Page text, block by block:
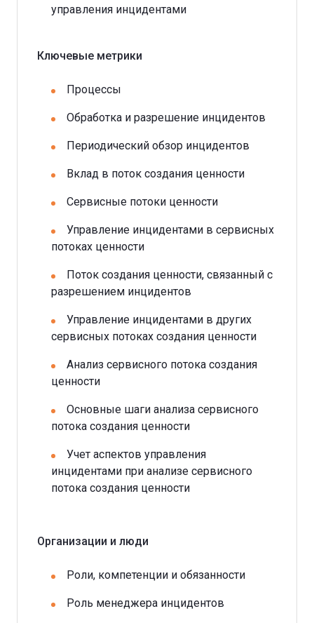
управления инцидентами
Ключевые метрики
Процессы
Обработка и разрешение инцидентов
Периодический обзор инцидентов
Вклад в поток создания ценности
Сервисные потоки ценности
Управление инцидентами в сервисных
потоках ценности
Поток создания ценности, связанный с
разрешением инцидентов
Управление инцидентами в других
сервисных потоках создания ценности
Анализ сервисного потока создания
ценности
Основные шаги анализа сервисного
потока создания ценности
Учет аспектов управления
инцидентами при анализе сервисного
потока создания ценности
Организации и люди
Роли, компетенции и обязанности
Роль менеджера инцидентов